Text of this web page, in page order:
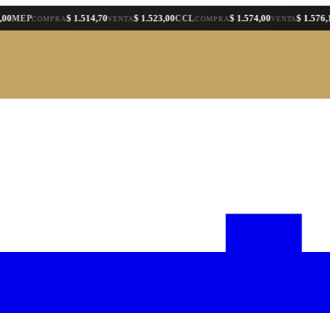
COMPRA$ 1.514,70VENTA$ 1.523,00CCLCOMPRA$ 1.574,00VENTA$ 1.576,10